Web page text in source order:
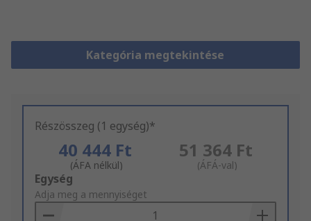
Kategória megtekintése
Részösszeg (1 egység)*
40 444 Ft
(ÁFA nélkül)
51 364 Ft
(ÁFÁ-val)
Add
to
Basket
Egység
Adja meg a mennyiséget